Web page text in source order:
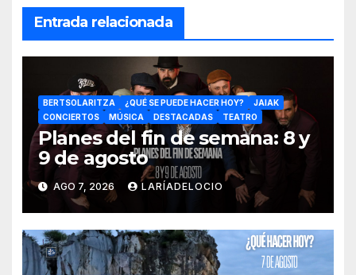
Entrada relacionada
BERTSOLARITZA ¿QUÉ SE PUEDE HACER HOY?
JAIAK
CONCIERTOS
MÚSICA DESTACADAS TEATRO
Planes del fin de semana: 8 y
9 de agosto
AGO 7, 2026 LARÍADELOCIO